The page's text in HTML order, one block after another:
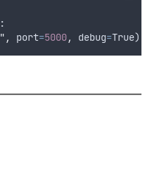
:
" , port=5000, debug=True)